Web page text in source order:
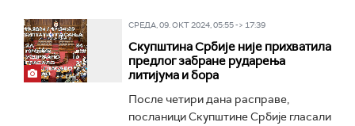
СРЕДА, 09. ОКТ 2024, 05:55 -> 17:39
Скупштина Србије није прихватила
предлог забране рударења
литијума и бора
После четири дана расправе,
посланици Скупштине Србије гласали